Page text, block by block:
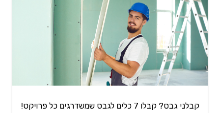
קבלני גבס? קבלו 7 כלים לגבס שמשדרגים כל פרויקט!